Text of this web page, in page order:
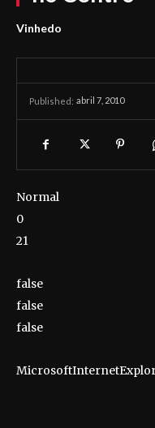
Vinhedo
Published: abril 7, 2010
Normal
0
21
false
false
false